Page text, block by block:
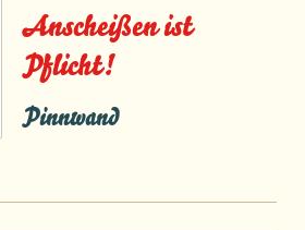
Anscheißen ist
Pflicht!
Pinnwand